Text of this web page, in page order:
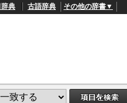
辞典 古語辞典 その他の辞書▼